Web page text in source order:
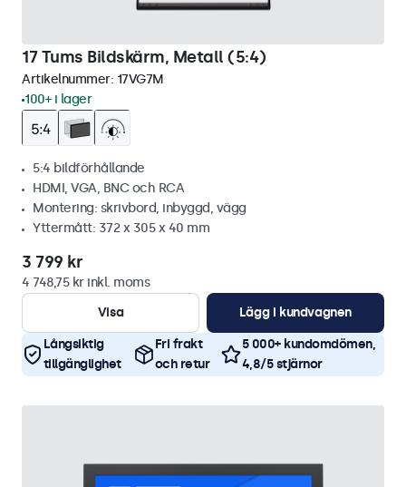
17 Tums Bildskärm, Metall (5:4)
Artikelnummer: 17VG7M
100+ i lager
5:4 bildförhållande
HDMI, VGA, BNC och RCA
Montering: skrivbord, inbyggd, vägg
Yttermått: 372 x 305 x 40 mm
3 799 kr
4 748,75 kr inkl. moms
Visa
Lägg i kundvagnen
Långsiktig
tillgänglighet
Fri frakt
och retur
5 000+ kundomdömen,
4,8/5 stjärnor